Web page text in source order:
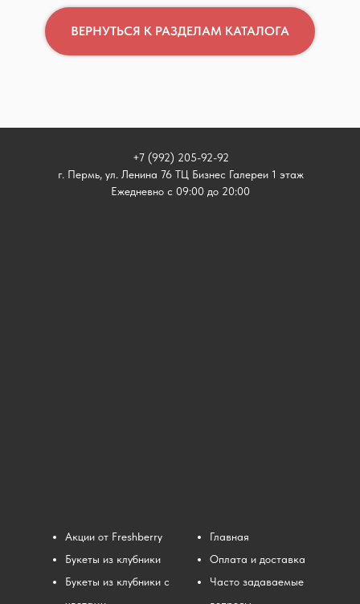
ВЕРНУТЬСЯ К РАЗДЕЛАМ КАТАЛОГА
Акции от Freshberry
Букеты из клубники
Букеты из клубники с
Главная
Оплата и доставка
Часто задаваемые
+7 (992) 205-92-92
г. Пермь, ул. Ленина 76 ТЦ Бизнес Галереи 1 этаж
Ежедневно с 09:00 до 20:00